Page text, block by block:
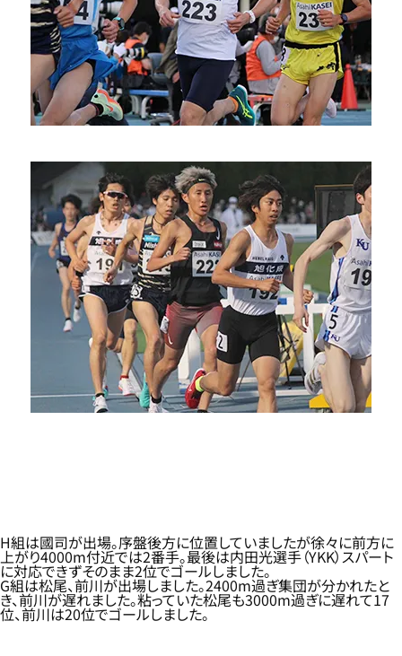
H組は國司が出場。序盤後方に位置していましたが徐々に前方に
上がり4000m付近では2番手。最後は内田光選手（YKK）スパート
に対応できずそのまま2位でゴールしました。
G組は松尾、前川が出場しました。2400m過ぎ集団が分かれたと
き、前川が遅れました。粘っていた松尾も3000m過ぎに遅れて17
位、前川は20位でゴールしました。